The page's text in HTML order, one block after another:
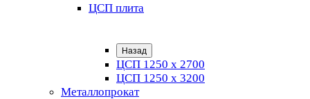
ЦСП плита
Назад
ЦСП 1250 х 2700
ЦСП 1250 х 3200
Металлопрокат